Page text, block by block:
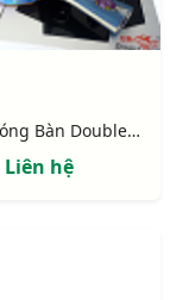
Vợt Bóng Bàn Double Fish 5A-C
Liên hệ